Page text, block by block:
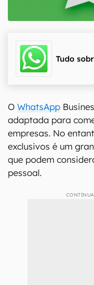
Tudo
O WhatsApp
adaptada para
empresas. No
exclusivos é um
que podem
pessoal.